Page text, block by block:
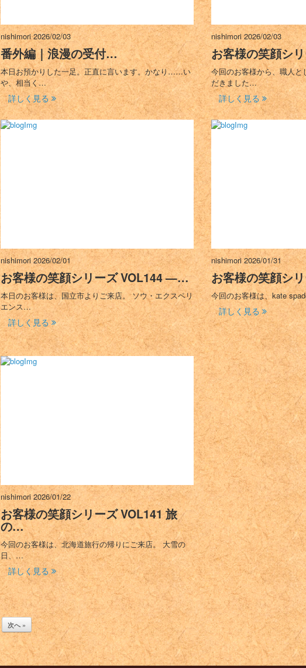
nishimori2026/02/03
番外編｜浪漫の受付…
本日お預かりした一足。正直に言います。かなり……い
や、相当く…
詳しく見る
nishimori2026/02/03
お客様の笑顔シ
今回のお客様から、職人
だきました…
詳しく見る
nishimori2026/02/01
お客様の笑顔シリーズ VOL144 —…
本日のお客様は、国立市よりご来店。 ソウ・エクスペリ
エンス…
詳しく見る
nishimori2026/01/31
お客様の笑顔シ
今回のお客様は、kate
詳しく見る
nishimori2026/01/22
お客様の笑顔シリーズ VOL141 旅
の…
今回のお客様は、北海道旅行の帰りにご来店。 大雪の
日、…
詳しく見る
次へ »